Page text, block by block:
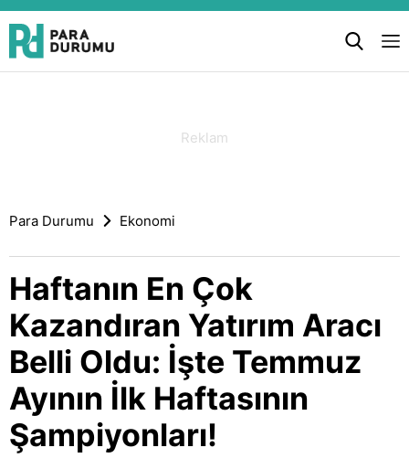
Para Durumu Ekonomi
Haftanın En Çok
Kazandıran Yatırım Aracı
Belli Oldu: İşte Temmuz
Ayının İlk Haftasının
Şampiyonları!